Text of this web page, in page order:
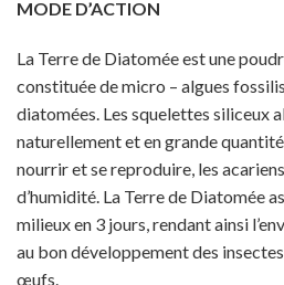
MODE D’ACTION
La Terre de Diatomée est une
constituée de micro – algues
diatomées. Les squelettes siliceux
naturellement et en grande
nourrir et se reproduire, les
d’humidité. La Terre de Diatomée
milieux en 3 jours, rendant ainsi
au bon développement des
œufs.